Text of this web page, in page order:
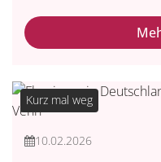
Kurz mal weg
10.02.2026